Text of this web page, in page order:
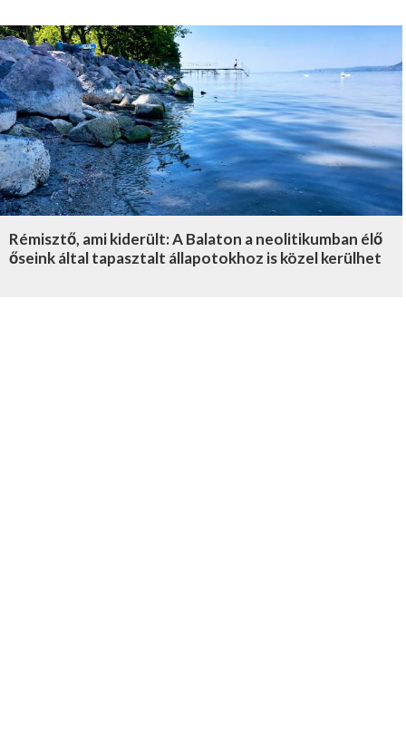
Rémisztő, ami kiderült: A Balaton a neolitikumban élő
őseink által tapasztalt állapotokhoz is közel kerülhet